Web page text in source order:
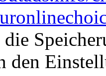
den